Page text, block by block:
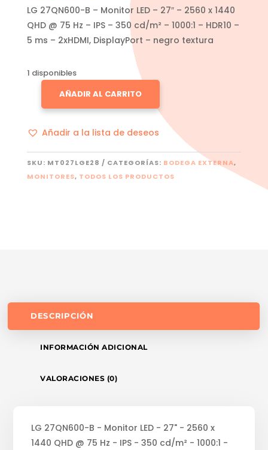
LG 27QN600-B – Monitor LED – 27″ – 2560 x 1440
QHD @ 75 Hz – IPS – 350 cd/m² – 1000:1 – HDR10 –
5 ms – 2xHDMI, DisplayPort – negro textura
1 disponibles
27QN600
CANTIDAD
AÑADIR AL CARRITO
Añadir a la lista de deseos
SKU: MT027LGE28 CATEGORÍAS: BODEGA EXTERNA,
MONITORES, TODOS LOS PRODUCTOS
DESCRIPCIÓN
INFORMACIÓN ADICIONAL
VALORACIONES (0)
LG 27QN600-B - Monitor LED - 27" - 2560 x
1440 QHD @ 75 Hz - IPS - 350 cd/m² - 1000:1 -